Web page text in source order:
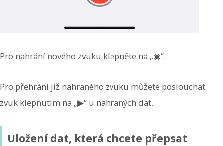
Pro nahrání nového zvuku klepněte na „◉“.
Pro přehrání již nahraného zvuku můžete poslouchat
zvuk klepnutím na „▶︎“ u nahraných dat.
Uložení dat, která chcete přepsat